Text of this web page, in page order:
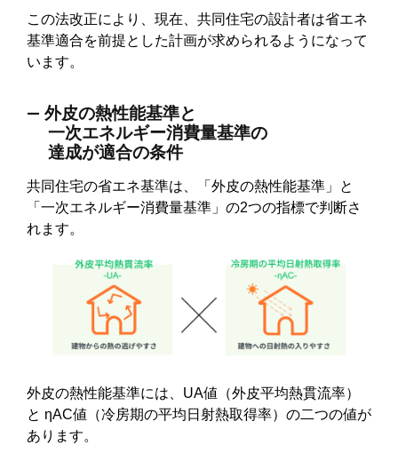
この法改正により、現在、共同住宅の設計者は省エネ
基準適合を前提とした計画が求められるようになって
います。
― 外⽪の熱性能基準と
⼀次エネルギー消費量基準の
達成が適合の条件
共同住宅の省エネ基準は、「外皮の熱性能基準」と
「一次エネルギー消費量基準」の2つの指標で判断さ
れます。
外皮の熱性能基準には、UA値（外皮平均熱貫流率）
と ηAC値（冷房期の平均日射熱取得率）の二つの値が
あります。